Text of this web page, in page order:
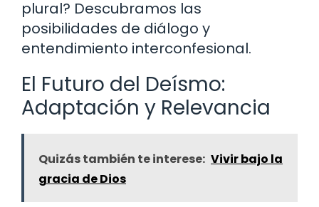
plural? Descubramos las
posibilidades de diálogo y
entendimiento interconfesional.
El Futuro del Deísmo:
Adaptación y Relevancia
Quizás también te interese: Vivir bajo la
gracia de Dios